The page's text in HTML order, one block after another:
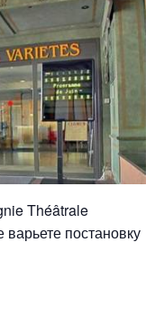
Théâtrale
постановку